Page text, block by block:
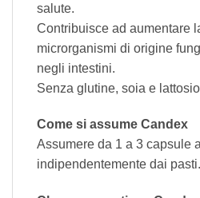
salute.
Contribuisce ad aumentare
microrganismi di origine
negli intestini.
Senza glutine, soia e
Come si assume Candex
Assumere da 1 a 3 capsule
indipendentemente dai pasti.